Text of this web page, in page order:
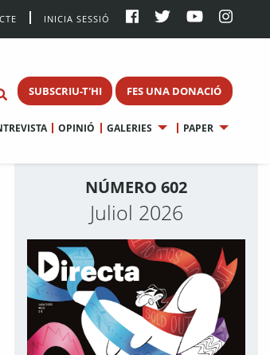
INICIA SESSIÓ
SUBSCRIU-T'HI FES UNA DONACIÓ
OPINIÓ GALERIES PAPER
NÚMERO 602
Juliol 2026